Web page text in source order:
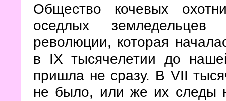
Общество кочевых
оседлых земледельцев
революции, которая
в IX тысячелетии до
пришла не сразу. В VII
не было, или же их следы